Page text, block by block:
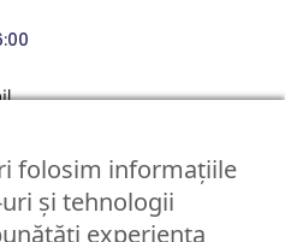
folosim informațiile
și tehnologii
experiența